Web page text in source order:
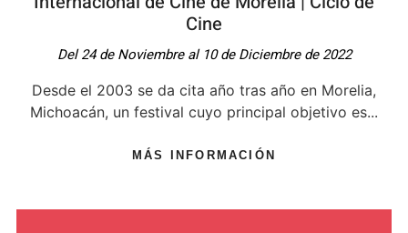
Cine
Del 24 de Noviembre al 10 de Diciembre de 2022
Desde el 2003 se da cita año tras año en Morelia,
Michoacán, un festival cuyo principal objetivo es...
MÁS INFORMACIÓN